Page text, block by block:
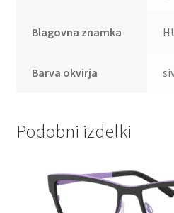
Blagovna znamka
Barva okvirja
Podobni izdelki